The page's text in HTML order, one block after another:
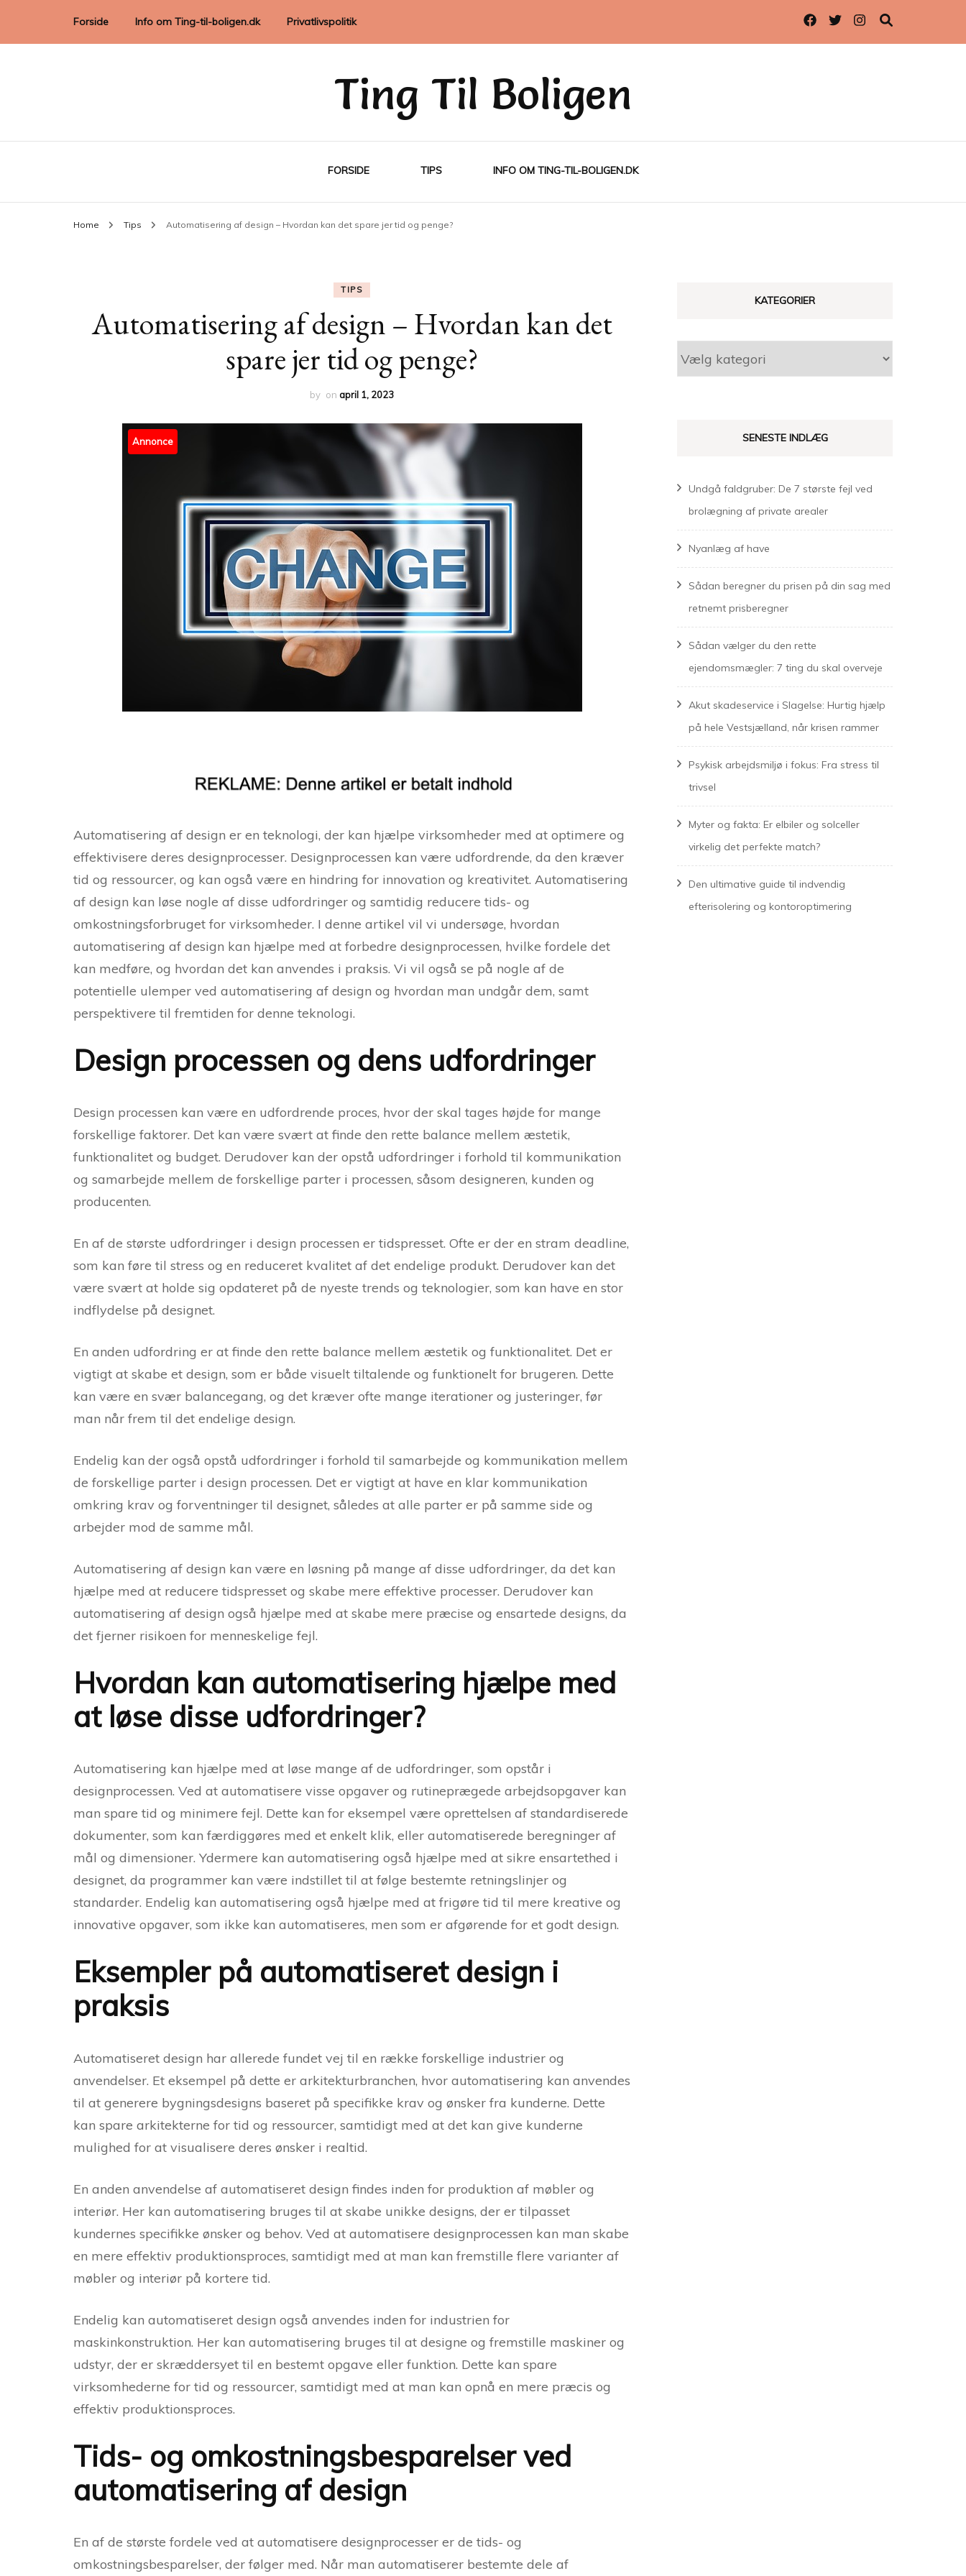
Forside Info om Ting-til-boligen.dk Privatlivspolitik
Ting Til Boligen
FORSIDE TIPS INFO OM TING-TIL-BOLIGEN.DK
Home Tips Automatisering af design – Hvordan kan det spare jer tid og penge?
TIPS
Automatisering af design – Hvordan kan det
spare jer tid og penge?
by on april 1, 2023
Annonce
Automatisering af design er en teknologi, der kan hjælpe virksomheder med at optimere og
effektivisere deres designprocesser. Designprocessen kan være udfordrende, da den kræver
tid og ressourcer, og kan også være en hindring for innovation og kreativitet. Automatisering
af design kan løse nogle af disse udfordringer og samtidig reducere tids- og
omkostningsforbruget for virksomheder. I denne artikel vil vi undersøge, hvordan
automatisering af design kan hjælpe med at forbedre designprocessen, hvilke fordele det
kan medføre, og hvordan det kan anvendes i praksis. Vi vil også se på nogle af de
potentielle ulemper ved automatisering af design og hvordan man undgår dem, samt
perspektivere til fremtiden for denne teknologi.
Design processen og dens udfordringer
Design processen kan være en udfordrende proces, hvor der skal tages højde for mange
forskellige faktorer. Det kan være svært at finde den rette balance mellem æstetik,
funktionalitet og budget. Derudover kan der opstå udfordringer i forhold til kommunikation
og samarbejde mellem de forskellige parter i processen, såsom designeren, kunden og
producenten.
En af de største udfordringer i design processen er tidspresset. Ofte er der en stram deadline,
som kan føre til stress og en reduceret kvalitet af det endelige produkt. Derudover kan det
være svært at holde sig opdateret på de nyeste trends og teknologier, som kan have en stor
indflydelse på designet.
En anden udfordring er at finde den rette balance mellem æstetik og funktionalitet. Det er
vigtigt at skabe et design, som er både visuelt tiltalende og funktionelt for brugeren. Dette
kan være en svær balancegang, og det kræver ofte mange iterationer og justeringer, før
man når frem til det endelige design.
Endelig kan der også opstå udfordringer i forhold til samarbejde og kommunikation mellem
de forskellige parter i design processen. Det er vigtigt at have en klar kommunikation
omkring krav og forventninger til designet, således at alle parter er på samme side og
arbejder mod de samme mål.
Automatisering af design kan være en løsning på mange af disse udfordringer, da det kan
hjælpe med at reducere tidspresset og skabe mere effektive processer. Derudover kan
automatisering af design også hjælpe med at skabe mere præcise og ensartede designs, da
det fjerner risikoen for menneskelige fejl.
Hvordan kan automatisering hjælpe med
at løse disse udfordringer?
Automatisering kan hjælpe med at løse mange af de udfordringer, som opstår i
designprocessen. Ved at automatisere visse opgaver og rutineprægede arbejdsopgaver kan
man spare tid og minimere fejl. Dette kan for eksempel være oprettelsen af standardiserede
dokumenter, som kan færdiggøres med et enkelt klik, eller automatiserede beregninger af
mål og dimensioner. Ydermere kan automatisering også hjælpe med at sikre ensartethed i
designet, da programmer kan være indstillet til at følge bestemte retningslinjer og
standarder. Endelig kan automatisering også hjælpe med at frigøre tid til mere kreative og
innovative opgaver, som ikke kan automatiseres, men som er afgørende for et godt design.
Eksempler på automatiseret design i
praksis
Automatiseret design har allerede fundet vej til en række forskellige industrier og
anvendelser. Et eksempel på dette er arkitekturbranchen, hvor automatisering kan anvendes
til at generere bygningsdesigns baseret på specifikke krav og ønsker fra kunderne. Dette
kan spare arkitekterne for tid og ressourcer, samtidigt med at det kan give kunderne
mulighed for at visualisere deres ønsker i realtid.
En anden anvendelse af automatiseret design findes inden for produktion af møbler og
interiør. Her kan automatisering bruges til at skabe unikke designs, der er tilpasset
kundernes specifikke ønsker og behov. Ved at automatisere designprocessen kan man skabe
en mere effektiv produktionsproces, samtidigt med at man kan fremstille flere varianter af
møbler og interiør på kortere tid.
Endelig kan automatiseret design også anvendes inden for industrien for
maskinkonstruktion. Her kan automatisering bruges til at designe og fremstille maskiner og
udstyr, der er skræddersyet til en bestemt opgave eller funktion. Dette kan spare
virksomhederne for tid og ressourcer, samtidigt med at man kan opnå en mere præcis og
effektiv produktionsproces.
Tids- og omkostningsbesparelser ved
automatisering af design
En af de største fordele ved at automatisere designprocesser er de tids- og
omkostningsbesparelser, der følger med. Når man automatiserer bestemte dele af
KATEGORIER
Kategorier
SENESTE INDLÆG
Undgå faldgruber: De 7 største fejl ved
brolægning af private arealer
Nyanlæg af have
Sådan beregner du prisen på din sag med
retnemt prisberegner
Sådan vælger du den rette
ejendomsmægler: 7 ting du skal overveje
Akut skadeservice i Slagelse: Hurtig hjælp
på hele Vestsjælland, når krisen rammer
Psykisk arbejdsmiljø i fokus: Fra stress til
trivsel
Myter og fakta: Er elbiler og solceller
virkelig det perfekte match?
Den ultimative guide til indvendig
efterisolering og kontoroptimering